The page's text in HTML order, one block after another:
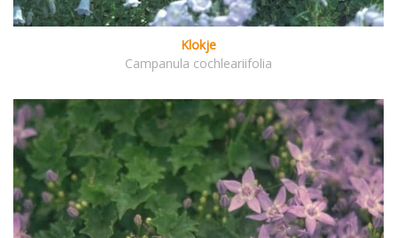
Klokje
Campanula cochleariifolia